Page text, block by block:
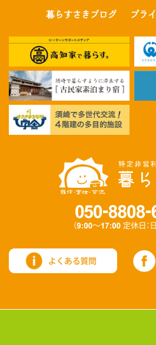
暮らすさきブログ プラ